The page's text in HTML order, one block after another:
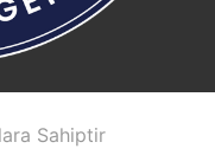
Sahiptir